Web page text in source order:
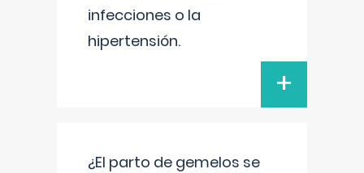
infecciones o la
hipertensión.
+
¿El parto de gemelos se